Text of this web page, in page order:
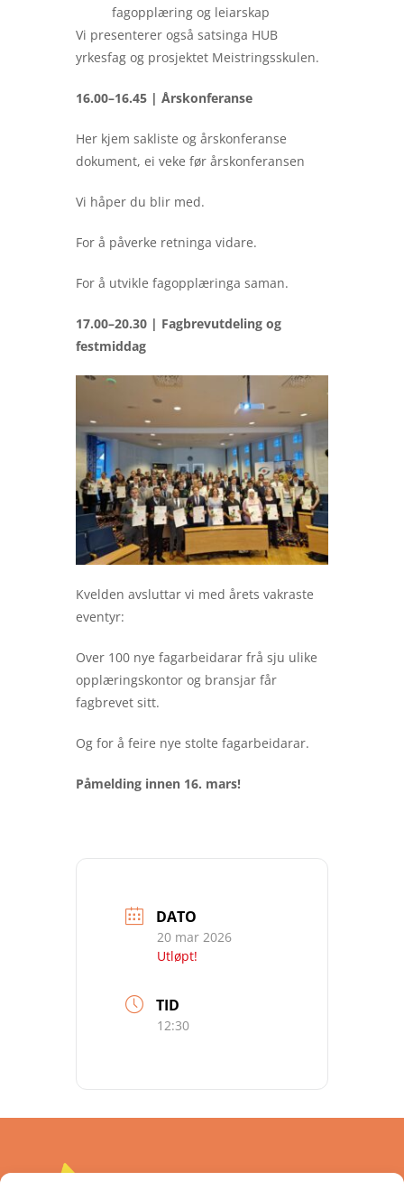
fagopplæring og leiarskap
Vi presenterer også satsinga HUB
yrkesfag og prosjektet Meistringsskulen.
16.00–16.45 | Årskonferanse
Her kjem sakliste og årskonferanse
dokument, ei veke før årskonferansen
Vi håper du blir med.
For å påverke retninga vidare.
For å utvikle fagopplæringa saman.
17.00–20.30 | Fagbrevutdeling og
festmiddag
Kvelden avsluttar vi med årets vakraste
eventyr:
Over 100 nye fagarbeidarar frå sju ulike
opplæringskontor og bransjar får
fagbrevet sitt.
Og for å feire nye stolte fagarbeidarar.
Påmelding innen 16. mars!
DATO
20 mar 2026
Utløpt!
TID
12:30